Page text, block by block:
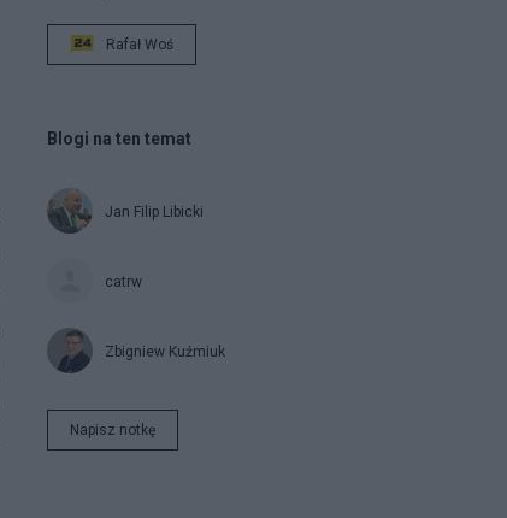
Rafał Woś
Blogi na ten temat
Jan Filip Libicki
catrw
Zbigniew Kuźmiuk
Napisz notkę